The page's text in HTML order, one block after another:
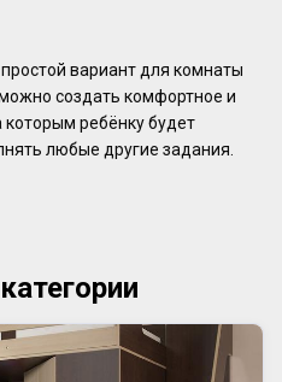
вариант для комнаты
создать комфортное и
которым ребёнку будет
любые другие задания.